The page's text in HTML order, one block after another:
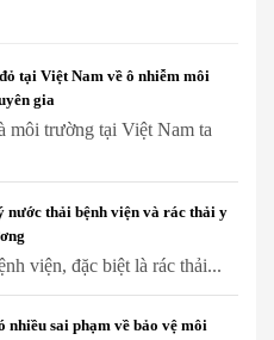
tại Việt Nam về ô nhiễm môi
gia
môi trường tại Việt Nam ta
nước thải bệnh viện và rác thải y
viện, đặc biệt là rác thải...
nhiều sai phạm về bảo vệ môi